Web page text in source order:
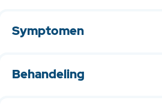
de huid kapot gaan. Meerdere
bij het ontstaan van vitiligo. Mogelijk
versterkt doordat mensen met vitiligo
aandoeningen hebben waarbij de
Symptomen
verschillende vormen hebben en
groter worden. Meestal zitten de
Behandeling